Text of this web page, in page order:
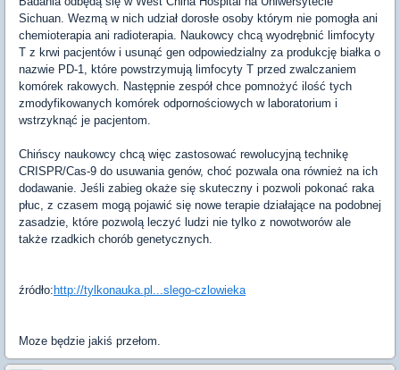
Sichuan. Wezmą w nich udział dorosłe osoby którym nie pomogła ani
chemioterapia ani radioterapia. Naukowcy chcą wyodrębnić limfocyty
T z krwi pacjentów i usunąć gen odpowiedzialny za produkcję białka o
nazwie PD-1, które powstrzymują limfocyty T przed zwalczaniem
komórek rakowych. Następnie zespół chce pomnożyć ilość tych
zmodyfikowanych komórek odpornościowych w laboratorium i
wstrzyknąć je pacjentom.
Chińscy naukowcy chcą więc zastosować rewolucyjną technikę
CRISPR/Cas-9 do usuwania genów, choć pozwala ona również na ich
dodawanie. Jeśli zabieg okaże się skuteczny i pozwoli pokonać raka
płuc, z czasem mogą pojawić się nowe terapie działające na podobnej
zasadzie, które pozwolą leczyć ludzi nie tylko z nowotworów ale
także rzadkich chorób genetycznych.
źródło: http://tylkonauka.pl...slego-czlowieka
Moze będzie jakiś przełom.